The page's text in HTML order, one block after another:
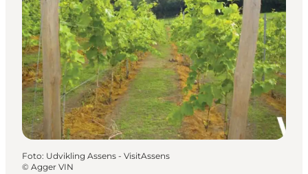
Übernachtung
Foto: Udvikling Assens - VisitAssens
© Agger VIN